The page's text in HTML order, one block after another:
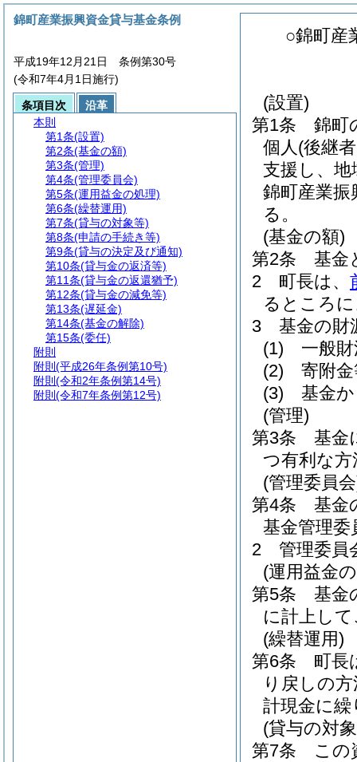
○錦町産
(設置)
第1条
錦町
個人(後継
支援し、
錦町産業振
る。
(基金の額)
第2条
基金
2
町長は、
るところ
3
基金の財
(1)
一般
(2)
寄附
(3)
基金
(管理)
第3条
基金
つ有利な
(管理委員
第4条
基金
基金管理委
2
管理委員
(運用益金
第5条
基金
に計上し
(繰替運用)
第6条
町長
り戻しの
計現金に
(貸与の対
第7条
この
錦町産業振興資金貸与基金条例
平成19年12月21日 条例第30号
(令和7年4月1日施行)
条項目次
沿革
本則
第1条(設置)
第2条(基金の額)
第3条(管理)
第4条(管理委員会)
第5条(運用益金の処理)
第6条(繰替運用)
第7条(貸与の対象等)
第8条(申請の手続き等)
第9条(貸与の決定及び通知)
第10条(貸与金の返済等)
第11条(貸与金の返還猶予)
第12条(貸与金の減免等)
第13条(遅延金)
第14条(基金の解除)
第15条(委任)
附則
附則 (平成26年条例第10号)
附則 (令和2年条例第14号)
附則 (令和7年条例第12号)